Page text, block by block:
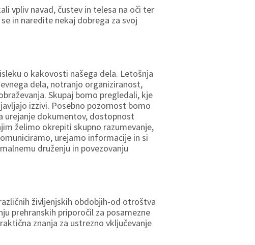
vpliv navad, čustev in telesa na oči ter
in naredite nekaj dobrega za svoj
o kakovosti našega dela. Letošnja
dela, notranjo organiziranost,
Skupaj bomo pregledali, kje
izzivi. Posebno pozornost bomo
urejanje dokumentov, dostopnost
želimo okrepiti skupno razumevanje,
urejamo informacije in si
druženju in povezovanju
življenjskih obdobjih-od otroštva
prehranskih priporočil za posamezne
znanja za ustrezno vključevanje